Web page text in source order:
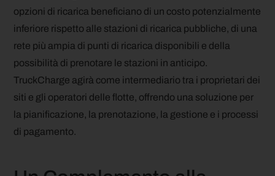
opzioni di ricarica beneficiano di un costo potenzialmente
inferiore rispetto alle stazioni di ricarica pubbliche, di una
rete più ampia di punti di ricarica disponibili e della
possibilità di prenotare le stazioni in anticipo.
TruckCharge agirà come intermediario tra i proprietari dei
siti e gli operatori delle flotte, offrendo una soluzione per
la pianificazione, la prenotazione, la gestione e i processi
di pagamento.